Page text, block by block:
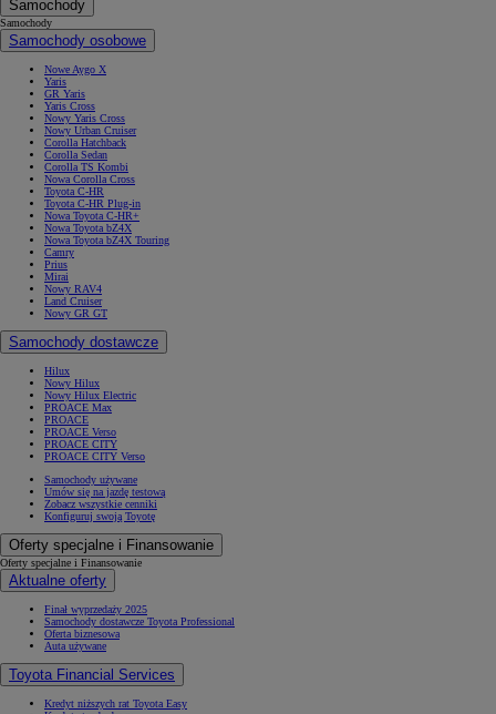
Samochody
Samochody
Samochody osobowe
Nowe Aygo X
Yaris
GR Yaris
Yaris Cross
Nowy Yaris Cross
Nowy Urban Cruiser
Corolla Hatchback
Corolla Sedan
Corolla TS Kombi
Nowa Corolla Cross
Toyota C-HR
Toyota C-HR Plug-in
Nowa Toyota C-HR+
Nowa Toyota bZ4X
Nowa Toyota bZ4X Touring
Camry
Prius
Mirai
Nowy RAV4
Land Cruiser
Nowy GR GT
Samochody dostawcze
Hilux
Nowy Hilux
Nowy Hilux Electric
PROACE Max
PROACE
PROACE Verso
PROACE CITY
PROACE CITY Verso
Samochody używane
Umów się na jazdę testową
Zobacz wszystkie cenniki
Konfiguruj swoją Toyotę
Oferty specjalne i Finansowanie
Oferty specjalne i Finansowanie
Aktualne oferty
Finał wyprzedaży 2025
Samochody dostawcze Toyota Professional
Oferta biznesowa
Auta używane
Toyota Financial Services
Kredyt niższych rat Toyota Easy